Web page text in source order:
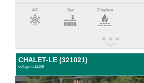
A/C Spa Fireplace
CHALET-LE (321021)
cottage #:13108